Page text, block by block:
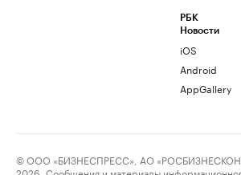
РБК
Новости
iOS
Android
AppGallery
© ООО «БИЗНЕСПРЕСС», АО